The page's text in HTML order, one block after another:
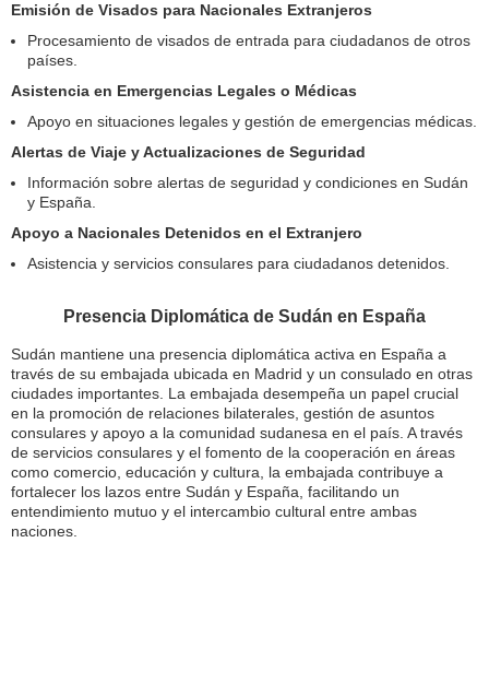
Emisión de Visados para Nacionales Extranjeros
Procesamiento de visados de entrada para ciudadanos de otros
países.
Asistencia en Emergencias Legales o Médicas
Apoyo en situaciones legales y gestión de emergencias médicas.
Alertas de Viaje y Actualizaciones de Seguridad
Información sobre alertas de seguridad y condiciones en Sudán
y España.
Apoyo a Nacionales Detenidos en el Extranjero
Asistencia y servicios consulares para ciudadanos detenidos.
Presencia Diplomática de Sudán en España
Sudán mantiene una presencia diplomática activa en España a
través de su embajada ubicada en Madrid y un consulado en otras
ciudades importantes. La embajada desempeña un papel crucial
en la promoción de relaciones bilaterales, gestión de asuntos
consulares y apoyo a la comunidad sudanesa en el país. A través
de servicios consulares y el fomento de la cooperación en áreas
como comercio, educación y cultura, la embajada contribuye a
fortalecer los lazos entre Sudán y España, facilitando un
entendimiento mutuo y el intercambio cultural entre ambas
naciones.